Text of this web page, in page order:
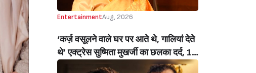
EntertainmentAug, 2026
‘कर्ज़ वसूलने वाले घर पर आते थे, गालियां देते
थे’ एक्ट्रेस सुष्मिता मुखर्जी का छलका दर्द, 1
करोड़ का कर्ज उतारने के लिए करनी पड़ी थी